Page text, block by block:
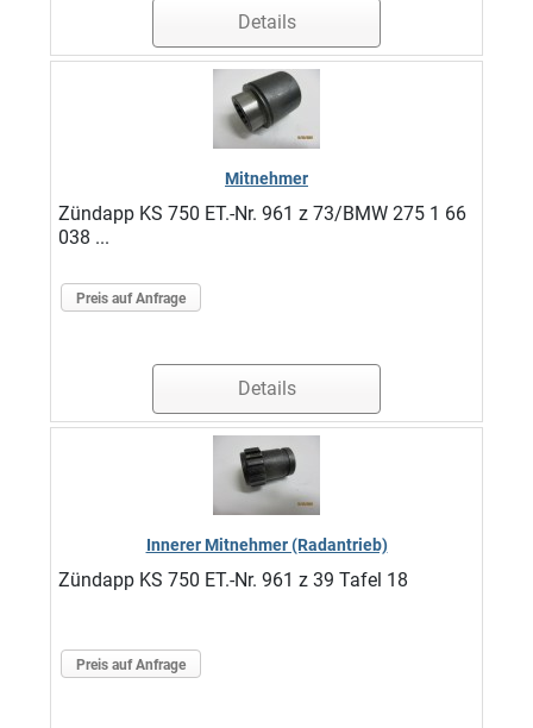
Details
Mitnehmer
Zündapp KS 750 ET.-Nr. 961 z 73/BMW 275 1 66
038 ...
Preis auf Anfrage
Details
Innerer Mitnehmer (Radantrieb)
Zündapp KS 750 ET.-Nr. 961 z 39 Tafel 18
Preis auf Anfrage